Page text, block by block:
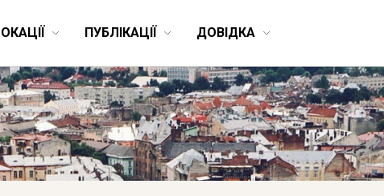
ПУБЛІКАЦІЇ ДОВІДКА